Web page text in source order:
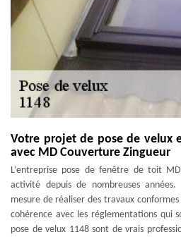
Votre projet de pose de velux
avec MD Couverture Zingueur
L’entreprise pose de fenêtre de toit
activité depuis de nombreuses
mesure de réaliser des travaux
cohérence avec les réglementations qui
pose de velux 1148 sont de vrais